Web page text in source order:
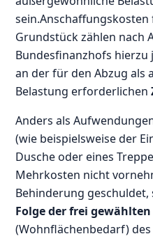
Grundstück zählen nach
Bundesfinanzhofs
an der für den Abzug als
Belastung erforderlichen
Anders als
(wie beispielsweise der
Dusche oder eines
Mehrkosten nicht
Behinderung
Folge der frei
(Wohnflächenbedarf)